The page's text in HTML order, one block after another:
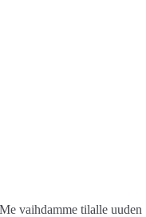
vaihdamme tilalle uuden